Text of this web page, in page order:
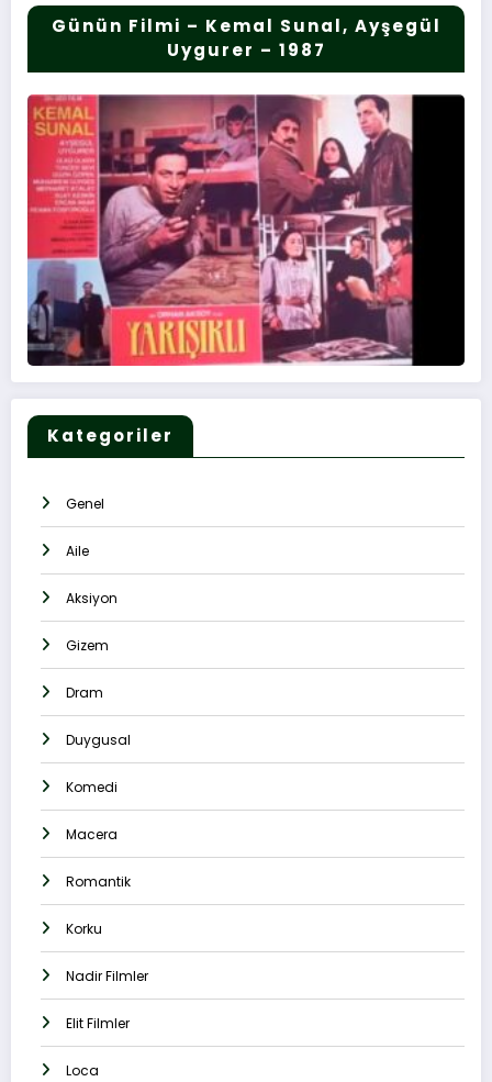
Günün Filmi – Kemal Sunal, Ayşegül
Uygurer – 1987
Kategoriler
Genel
Aile
Aksiyon
Gizem
Dram
Duygusal
Komedi
Macera
Romantik
Korku
Nadir Filmler
Elit Filmler
Loca